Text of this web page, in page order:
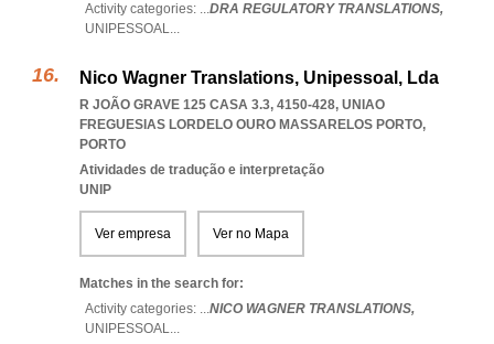
Activity categories: ...DRA REGULATORY TRANSLATIONS,
UNIPESSOAL...
Nico Wagner Translations, Unipessoal, Lda
R JOÃO GRAVE 125 CASA 3.3, 4150-428, UNIAO
FREGUESIAS LORDELO OURO MASSARELOS PORTO,
PORTO
Atividades de tradução e interpretação
UNIP
Ver empresa Ver no Mapa
Matches in the search for:
Activity categories: ...NICO WAGNER TRANSLATIONS,
UNIPESSOAL...